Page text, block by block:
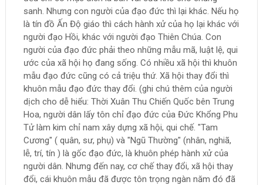
sanh. Nhưng con người của đạo đức thì lại khác. Nếu họ
là tín đồ Ấn Độ giáo thì cách hành xử của họ lại khác với
người đạo Hồi, khác với người đạo Thiên Chúa. Con
người của đạo đức phải theo những mẫu mã, luật lệ, qui
ước của xã hội họ đang sống. Có nhiều xã hội thì khuôn
mẫu đạo đức cũng có cả triệu thứ. Xã hội thay đổi thì
khuôn mẫu đạo đức thay đổi. (ghi chú thêm của người
dịch cho dễ hiểu: Thời Xuân Thu Chiến Quốc bên Trung
Hoa, người dân lấy tôn chỉ đạo đức của Đức Khổng Phu
Tử làm kim chỉ nam xây dựng xã hội, qui chế. "Tam
Cương" ( quân, sư, phụ) và "Ngũ Thường" (nhân, nghiã,
lễ, trí, tín ) là gốc đạo đức, là khuôn phép hành xử của
người dân. Nhưng đến nay, cơ chế thay đổi, xã hội thay
đổi, cái khuôn mẫu đã được tôn trọng ngàn năm đó đã